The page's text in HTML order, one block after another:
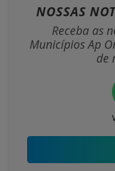
NOSSAS
Receba as
Municípios Ap
de